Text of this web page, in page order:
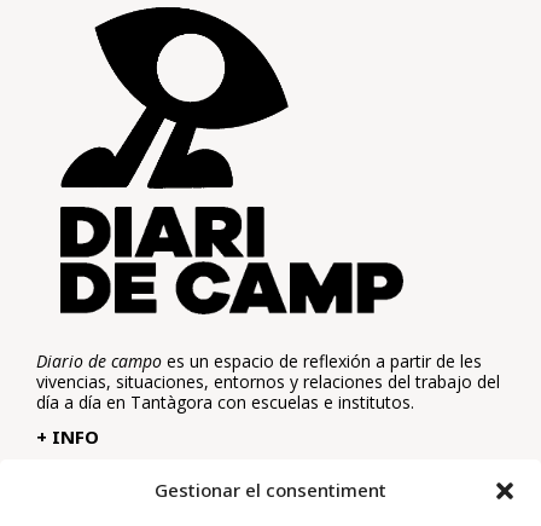
Gestionar el consentiment
Diario de campo es un espacio de reflexión a partir de les
vivencias, situaciones, entornos y relaciones del trabajo del
día a día en Tantàgora con escuelas e institutos.
+ INFO
Suscríbete a la newsletter